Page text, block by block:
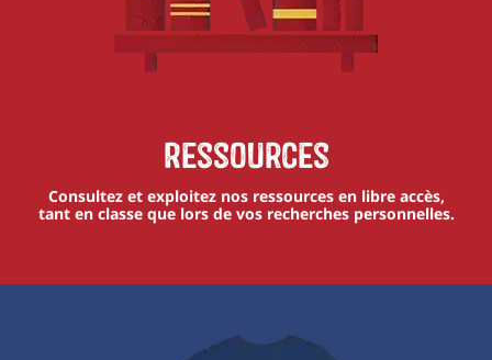
Ressources
Consultez et exploitez nos ressources en libre accès,
tant en classe que lors de vos recherches personnelles.